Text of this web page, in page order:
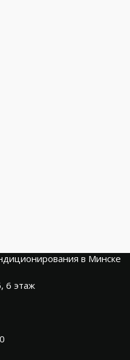
в Минске
6 этаж